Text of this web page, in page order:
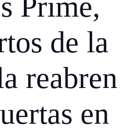
de la
reabren
en